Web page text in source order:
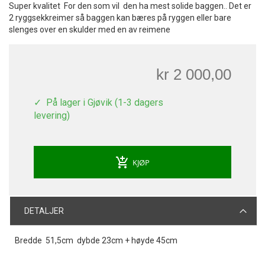
Super kvalitet For den som vil den ha mest solide baggen.. Det er
2 ryggsekkreimer så baggen kan bæres på ryggen eller bare
slenges over en skulder med en av reimene
kr 2 000,00
På lager i Gjøvik (1-3 dagers
levering)
add_shopping_cart KJØP
DETALJER
Bredde 51,5cm dybde 23cm + høyde 45cm